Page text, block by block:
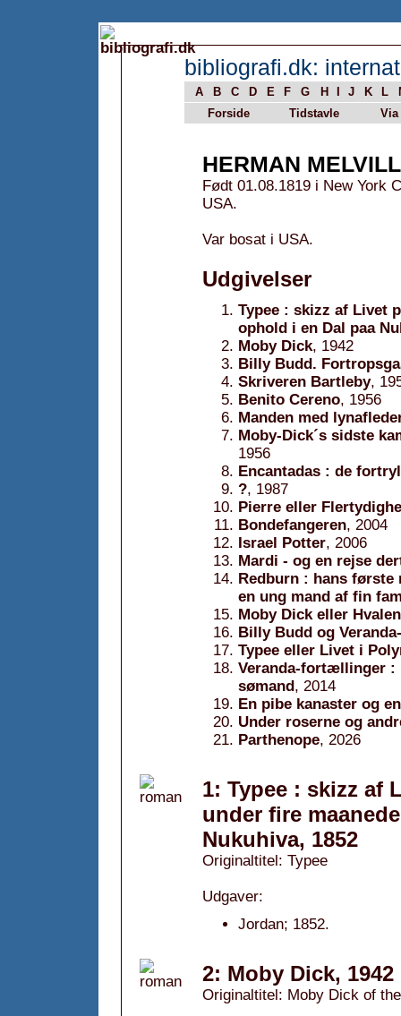
bibliografi.dk:
A B C D E F G H J K L
Forside
Tidstavle Via
HERMAN
Født 01.08.1819 i New York
USA.
Var bosat i USA.
Udgivelser
Typee : skizz af Livet
ophold i en Dal paa
Moby Dick, 1942
Billy Budd.
Skriveren Bartleby,
Benito Cereno, 1956
Manden med
Moby-Dick´s sidste
1956
Encantadas : de
?, 1987
Pierre eller
Bondefangeren, 2004
Israel Potter, 2006
Mardi - og en rejse
Redburn : hans
en ung mand af fin
Moby Dick eller Hvalen
Billy Budd og
Typee eller Livet i
Veranda-fortællinger :
sømand, 2014
En pibe kanaster og
Under roserne og
Parthenope, 2026
1: Typee : skizz af
under fire
Nukuhiva, 1852
Originaltitel: Typee
Udgaver:
Jordan; 1852.
2: Moby Dick, 1942
Originaltitel: Moby Dick of